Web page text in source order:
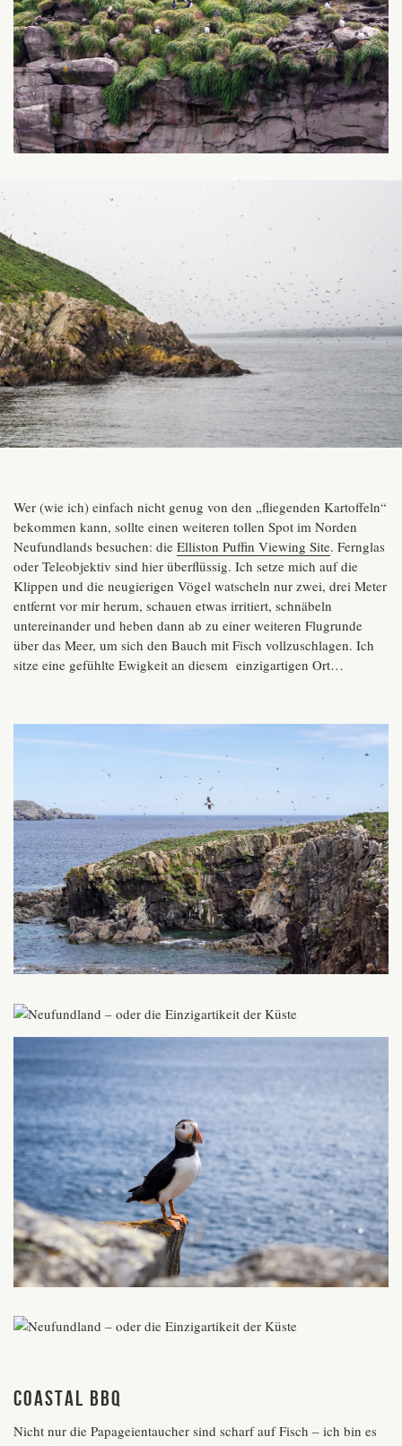
Wer (wie ich) einfach nicht genug von den „fliegenden Kartoffeln“
bekommen kann, sollte einen weiteren tollen Spot im Norden
Neufundlands besuchen: die Elliston Puffin Viewing Site. Fernglas
oder Teleobjektiv sind hier überflüssig. Ich setze mich auf die
Klippen und die neugierigen Vögel watscheln nur zwei, drei Meter
entfernt vor mir herum, schauen etwas irritiert, schnäbeln
untereinander und heben dann ab zu einer weiteren Flugrunde
über das Meer, um sich den Bauch mit Fisch vollzuschlagen. Ich
sitze eine gefühlte Ewigkeit an diesem einzigartigen Ort…
Coastal BBQ
Nicht nur die Papageientaucher sind scharf auf Fisch – ich bin es